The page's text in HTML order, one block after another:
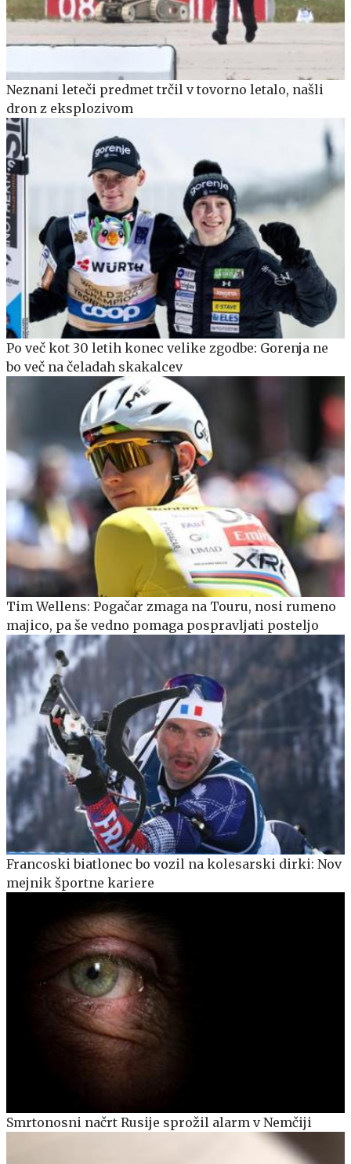
Neznani leteči predmet trčil v tovorno letalo, našli
dron z eksplozivom
Po več kot 30 letih konec velike zgodbe: Gorenja ne
bo več na čeladah skakalcev
Tim Wellens: Pogačar zmaga na Touru, nosi rumeno
majico, pa še vedno pomaga pospravljati posteljo
Francoski biatlonec bo vozil na kolesarski dirki: Nov
mejnik športne kariere
Smrtonosni načrt Rusije sprožil alarm v Nemčiji